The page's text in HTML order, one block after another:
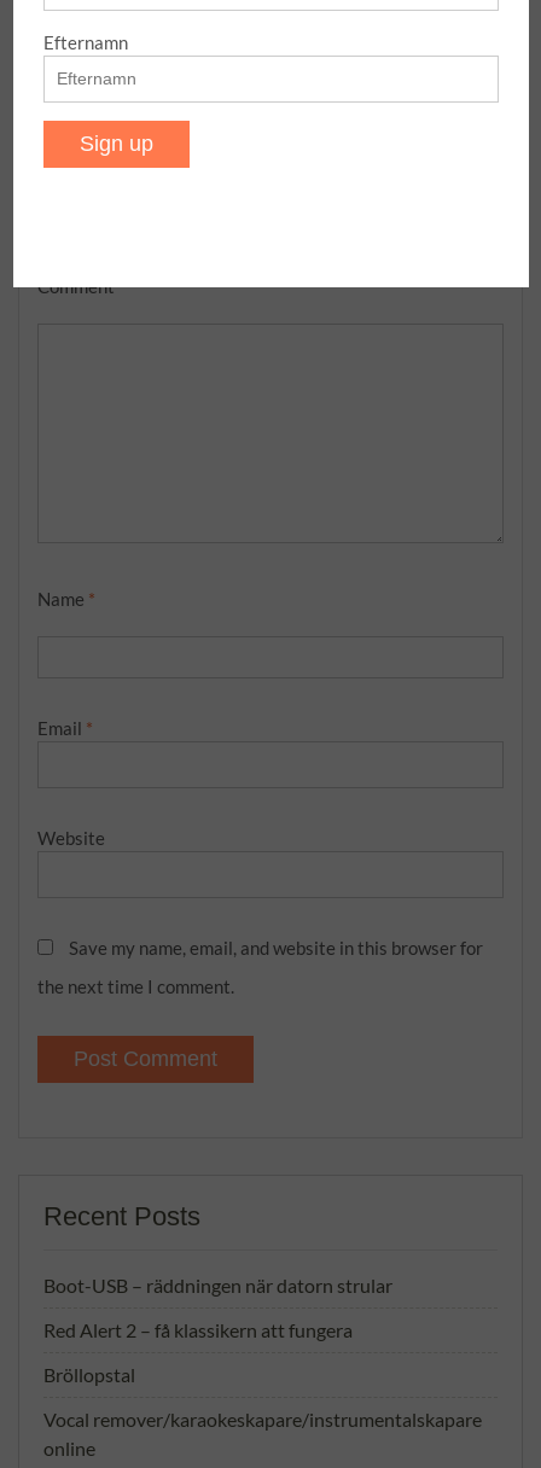
Post
navigation
En massa kortkommandon
Leave a Reply
Comment*
Name *
Email *
Website
Save my name, email, and website in this browser for
the next time I comment.
Recent Posts
Boot-USB – räddningen när datorn strular
Red Alert 2 – få klassikern att fungera
Bröllopstal
Vocal remover/karaokeskapare/instrumentalskapare
online
Efternamn